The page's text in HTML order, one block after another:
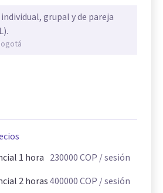
grupal y de pareja
1 hora 230000COP / sesión
2 horas400000COP / sesión